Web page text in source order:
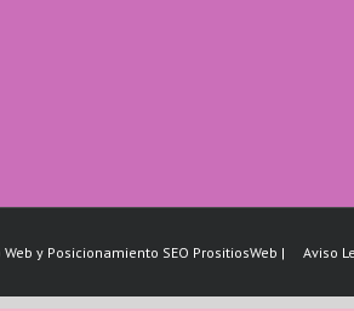
Web y Posicionamiento SEO PrositiosWeb | Aviso